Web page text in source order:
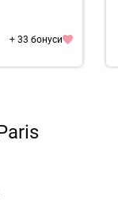
+ 33 бонуси